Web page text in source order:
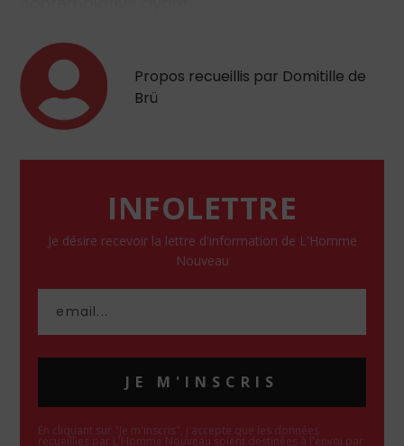
Propos recueillis par Domitille de
Brü
INFOLETTRE
Je désire recevoir la lettre d'information de L'Homme
Nouveau
JE M'INSCRIS
En cliquant sur "Je m'inscris", j'accepte que les données
recueillies par L'Homme Nouveau soient destinées à l'envoi par